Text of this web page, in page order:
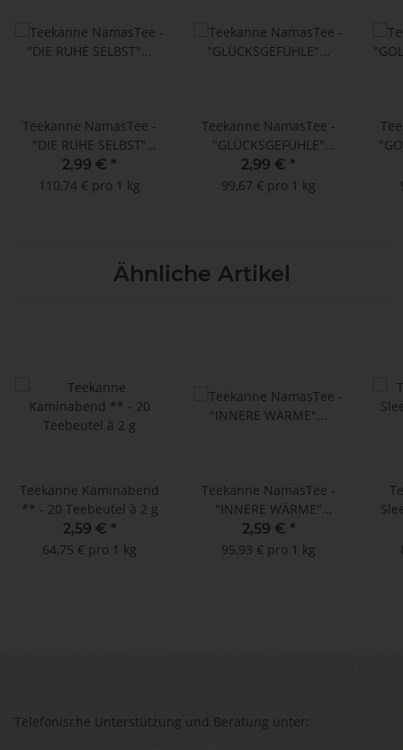
Teekanne NamasTee -
"DIE RUHE SELBST"
Ayurvedische Mischung
- 15 Teebeutel à 1,8 g
2,99 € *
110,74 € pro 1 kg
Teekanne NamasTee -
"GLÜCKSGEFÜHLE"
Ayurvedische Mischung
- 15 Teebeutel à 2 g
2,99 € *
99,67 € pro 1 kg
Ähnliche Artikel
Teekanne Kaminabend
** - 20 Teebeutel à 2 g
2,59 € *
64,75 € pro 1 kg
Teekanne NamasTee -
"INNERE WÄRME"
Ayurvedische Mischung
- !!! MHD: 30.04.2024 !!!
2,59 € *
95,93 € pro 1 kg
Telefonische Unterstützung und Beratung unter: